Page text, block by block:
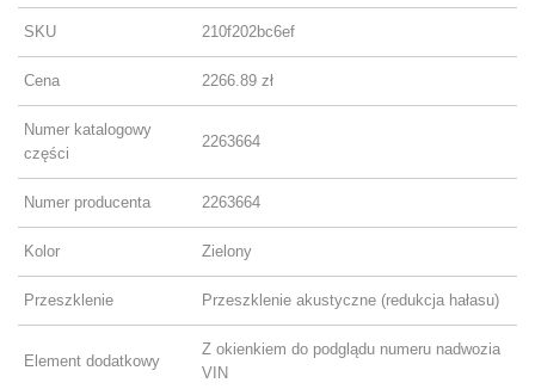
SKU 210f202bc6ef
Cena 2266.89 zł
Numer katalogowy
części
2263664
Numer producenta 2263664
Kolor Zielony
Przeszklenie Przeszklenie akustyczne (redukcja hałasu)
Element dodatkowy
Z okienkiem do podglądu numeru nadwozia
VIN